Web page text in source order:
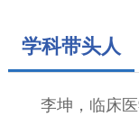
学科带头人
李坤，临床